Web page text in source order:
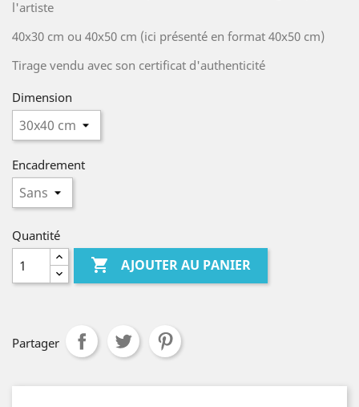
l'artiste
40x30 cm ou 40x50 cm (ici présenté en format 40x50 cm)
Tirage vendu avec son certificat d'authenticité
Dimension
Encadrement
Quantité
 AJOUTER AU PANIER
Partager